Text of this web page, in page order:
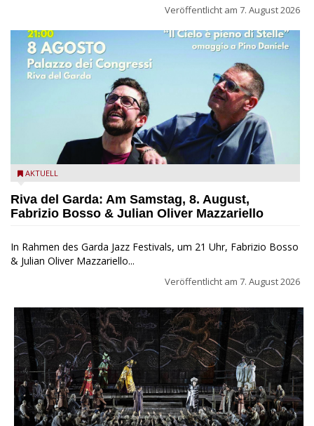
Veröffentlicht am 7. August 2026
Fabrizio Bosso & Julian Oliver Mazzariello zu Gast beim Garda
AKTUELL
Riva del Garda: Am Samstag, 8. August,
Fabrizio Bosso & Julian Oliver Mazzariello
In Rahmen des Garda Jazz Festivals, um 21 Uhr, Fabrizio Bosso
& Julian Oliver Mazzariello...
Veröffentlicht am 7. August 2026